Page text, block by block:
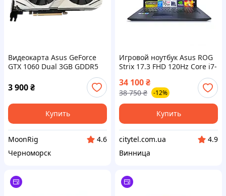
Видеокарта Asus GeForce
GTX 1060 Dual 3GB GDDR5
3 900₴
Купить
MoonRig
4.6
Черноморск
Игровой ноутбук Asus ROG
Strix 17.3 FHD 120Hz Core i7-
SSD128GB+1TBHDD GeForce
GTX1060 6GB
34 100₴
38 750 ₴ -12%
Купить
citytel.com.ua
4.9
Винница